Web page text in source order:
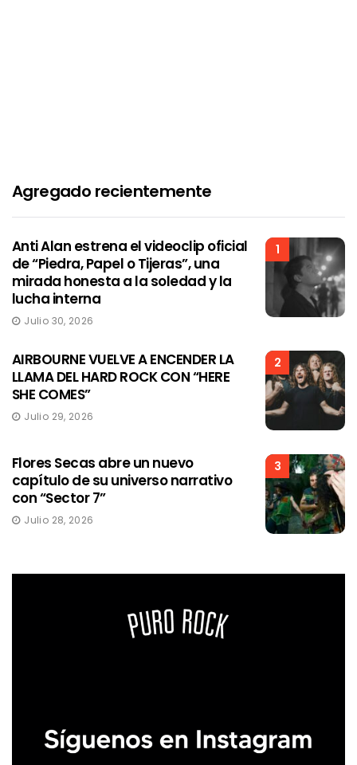
Agregado recientemente
1
Anti Alan estrena el videoclip oficial
de “Piedra, Papel o Tijeras”, una
mirada honesta a la soledad y la
lucha interna
Julio 30, 2026
2
AIRBOURNE VUELVE A ENCENDER LA
LLAMA DEL HARD ROCK CON “HERE
SHE COMES”
Julio 29, 2026
3
Flores Secas abre un nuevo
capítulo de su universo narrativo
con “Sector 7”
Julio 28, 2026